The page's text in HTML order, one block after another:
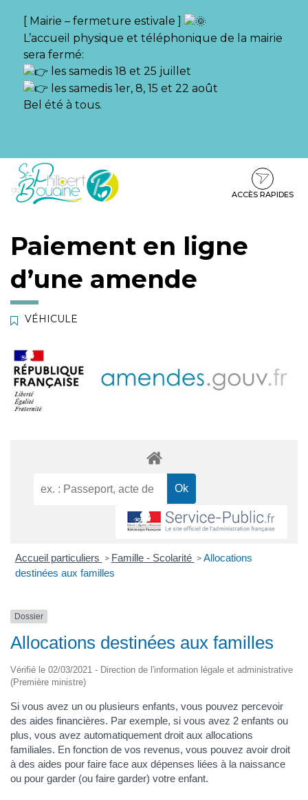
[ Mairie – fermeture estivale ]
L’accueil physique et téléphonique de la mairie
sera fermé:
les samedis 18 et 25 juillet
les samedis 1er, 8, 15 et 22 août
Bel été à tous.
Aller
Aller
contenu
Aller
pied
ACCÈS RAPIDES
Paiement en ligne
d’une amende
VÉHICULE
Accueil particuliers > Famille - Scolarité > Allocations
destinées aux familles
Dossier
Allocations destinées aux familles
Vérifié le 02/03/2021 - Direction de l'information légale et administrative
(Première ministre)
Si vous avez un ou plusieurs enfants, vous pouvez percevoir
des aides financières. Par exemple, si vous avez 2 enfants ou
plus, vous avez automatiquement droit aux allocations
familiales. En fonction de vos revenus, vous pouvez avoir droit
à des aides pour faire face aux dépenses liées à la naissance
ou pour garder (ou faire garder) votre enfant.